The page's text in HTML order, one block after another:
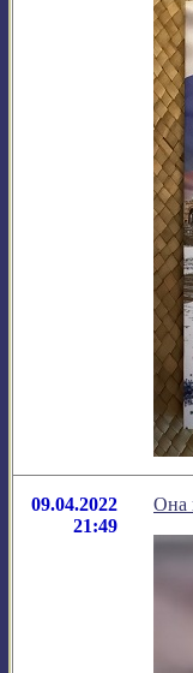
09.04.2022
21:49
Она